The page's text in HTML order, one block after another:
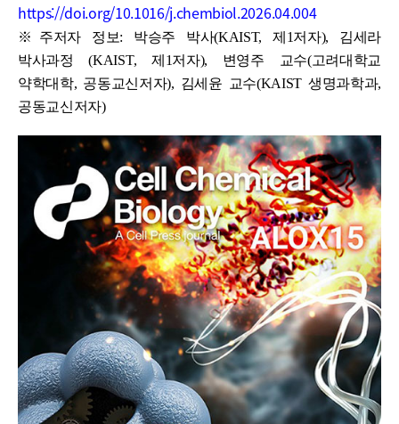
https://doi.org/10.1016/j.chembiol.2026.04.004
※주저자 정보: 박승주 박사(KAIST, 제1저자), 김세라
박사과정 (KAIST, 제1저자), 변영주 교수(고려대학교
약학대학, 공동교신저자), 김세윤 교수(KAIST 생명과학과,
공동교신저자)